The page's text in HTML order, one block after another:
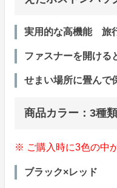
実用的な高機能 旅
ファスナーを開ける
せまい場所に畳んで
商品カラー：3種類
※ ご購入時に3色の中
ブラック×レッド